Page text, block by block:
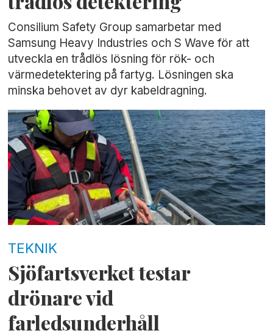
Consilium Safety Group samarbetar med
Samsung Heavy Industries och S Wave för att
utveckla en trådlös lösning för rök- och
värmedetektering på fartyg. Lösningen ska
minska behovet av dyr kabeldragning.
TEKNIK
Sjöfartsverket testar
drönare vid
farledsunderhåll